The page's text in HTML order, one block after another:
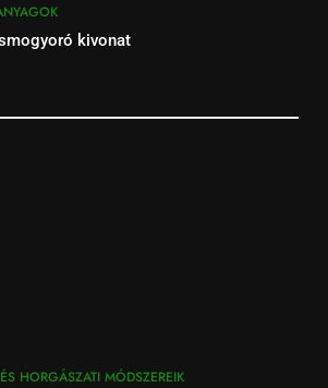
kivonat
HORGÁSZATI MÓDSZEREIK